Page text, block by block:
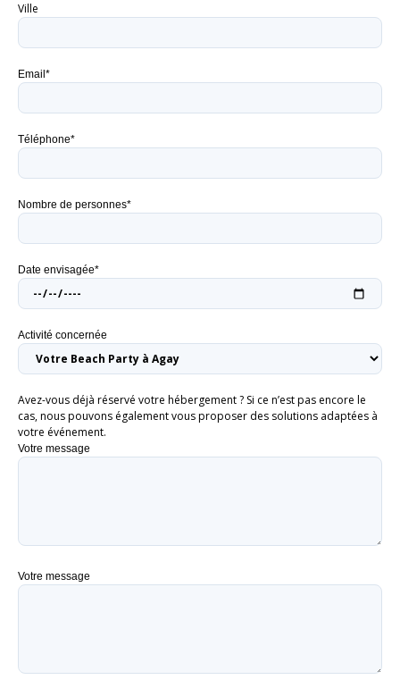
Ville
Email*
Téléphone*
Nombre de personnes*
Date envisagée*
Activité concernée
Avez-vous déjà réservé votre hébergement ? Si ce n’est pas encore le
cas, nous pouvons également vous proposer des solutions adaptées à
votre événement.
Votre message
Votre message